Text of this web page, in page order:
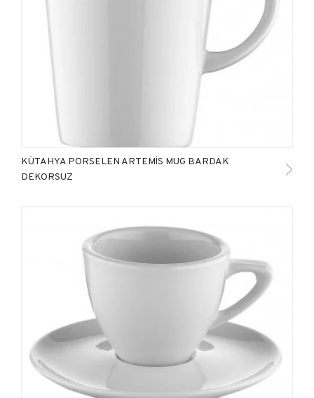
KÜTAHYA PORSELEN ARTEMİS MUG BARDAK
DEKORSUZ